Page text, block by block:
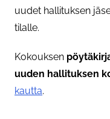
uudet hallituksen
tilalle.
Kokouksen
uuden hallituksen
kautta.